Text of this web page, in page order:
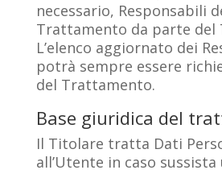
necessario, Responsabili
Trattamento da parte del
L’elenco aggiornato dei
potrà sempre essere
del Trattamento.
Base giuridica del
Il Titolare tratta Dati
all’Utente in caso sussista